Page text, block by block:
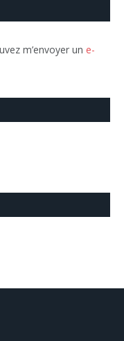
m’envoyer un e-